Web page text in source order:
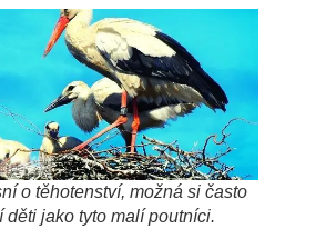
o těhotenství, možná si často
děti jako tyto malí poutníci.